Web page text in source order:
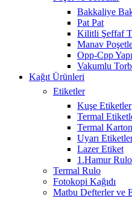
Bakkaliye
Pat Pat
Kilitli Şeffaf
Manav
Opp-Cpp
Vakumlu
Kağıt Ürünleri
Etiketler
Kuşe Etiketler
Termal
Termal
Uyarı
Lazer Etiket
1.Hamur Rulo
Termal Rulo
Fotokopi Kağıdı
Matbu Defterler ve